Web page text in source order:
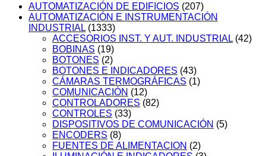
AUTOMATIZACIÓN DE EDIFICIOS (207)
AUTOMATIZACIÓN E INSTRUMENTACIÓN
INDUSTRIAL (1333)
ACCESORIOS INST. Y AUT. INDUSTRIAL (42)
BOBINAS (19)
BOTONES (2)
BOTONES E INDICADORES (43)
CÁMARAS TERMOGRÁFICAS (1)
COMUNICACIÓN (12)
CONTROLADORES (82)
CONTROLES (33)
DISPOSITIVOS DE COMUNICACIÓN (5)
ENCODERS (8)
FUENTES DE ALIMENTACION (2)